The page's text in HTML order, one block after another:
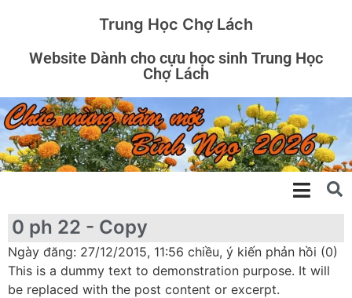
Trung Học Chợ Lách
Website Dành cho cựu học sinh Trung Học
Chợ Lách
0 ph 22 - Copy
Ngày đăng: 27/12/2015, 11:56 chiều, ý kiến phản hồi (0)
This is a dummy text to demonstration purpose. It will
be replaced with the post content or excerpt.